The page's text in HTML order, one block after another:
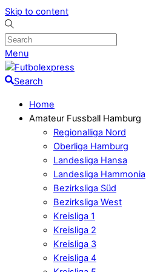
Skip to content
Menu
Search
Home
Amateur Fussball Hamburg
Regionalliga Nord
Oberliga Hamburg
Landesliga Hansa
Landesliga Hammonia
Bezirksliga Süd
Bezirksliga West
Kreisliga 1
Kreisliga 2
Kreisliga 3
Kreisliga 4